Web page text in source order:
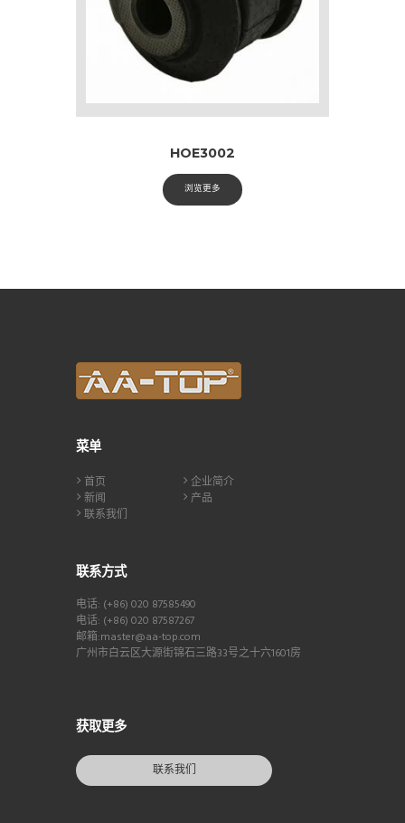
HOE3002
浏览更多
菜单
首页
企业简介
新闻
产品
联系我们
联系方式
电话: (+86) 020 87585490
电话: (+86) 020 87587267
邮箱:master@aa-top.com
广州市白云区大源街锦石三路33号之十六1601房
获取更多
联系我们